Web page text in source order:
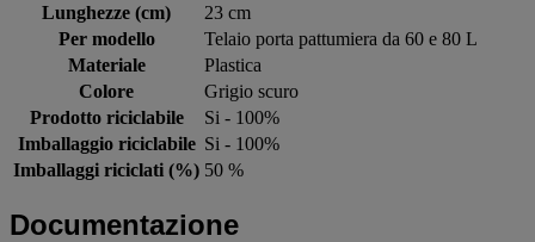
Lunghezze (cm)
23 cm
Per modello
Telaio porta pattumiera da 60 e 80 L
Materiale
Plastica
Colore
Grigio scuro
Prodotto riciclabile
Si - 100%
Imballaggio riciclabile Si - 100%
Imballaggi riciclati (%) 50 %
Documentazione